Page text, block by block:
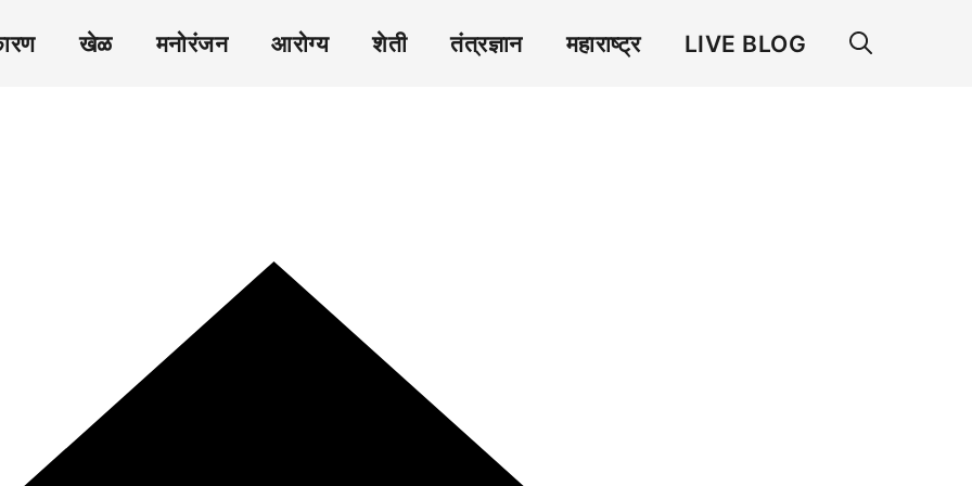
खेळ मनोरंजन आरोग्य शेती तंत्रज्ञान महाराष्ट्र LIVE BLOG